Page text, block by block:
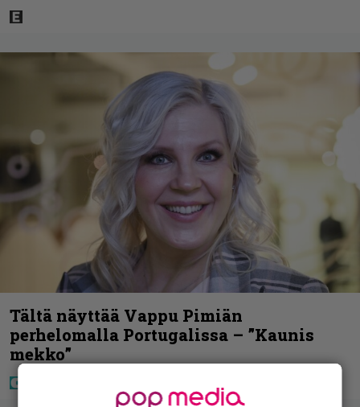
Tältä näyttää Vappu Pimiän
perhelomalla Portugalissa – ”Kaunis
mekko”